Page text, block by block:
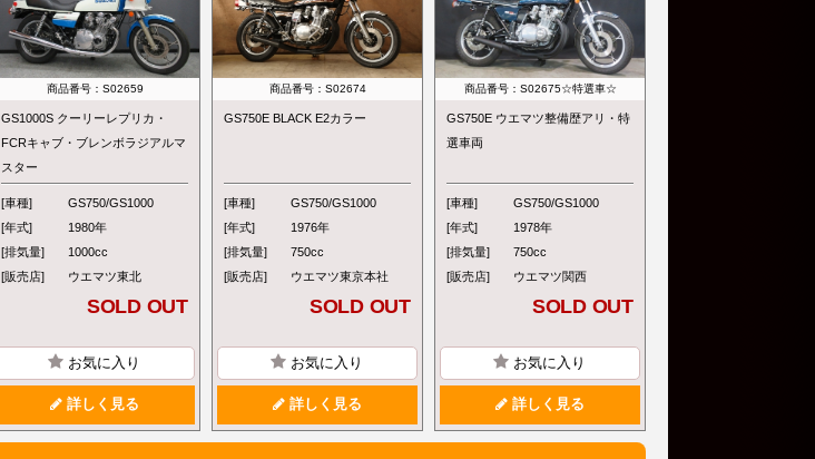
商品番号：S02659
GS1000S クーリーレプリカ・
FCRキャブ・ブレンボラジアルマ
スター
[車種]
GS750/GS1000
[年式]
1980年
[排気量]
1000cc
[販売店]
ウエマツ東北
SOLD OUT
お気に入り
詳しく見る
商品番号：S02674
GS750E BLACK E2カラー
[車種]
GS750/GS1000
[年式]
1976年
[排気量]
750cc
[販売店]
ウエマツ東京本社
SOLD OUT
お気に入り
詳しく見る
商品番号：S02675☆特選車☆
GS750E ウエマツ整備歴アリ・特
選車両
[車種]
GS750/GS1000
[年式]
1978年
[排気量]
750cc
[販売店]
ウエマツ関西
SOLD OUT
お気に入り
詳しく見る